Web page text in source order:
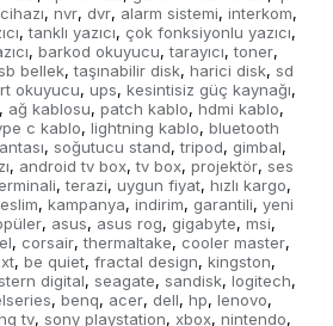
, nvr, dvr, alarm sistemi, interkom,
, tanklı yazıcı, çok fonksiyonlu yazıcı,
, barkod okuyucu, tarayıcı, toner,
bellek, taşınabilir disk, harici disk, sd
okuyucu, ups, kesintisiz güç kaynağı,
, ağ kablosu, patch kablo, hdmi kablo,
c kablo, lightning kablo, bluetooth
, soğutucu stand, tripod, gimbal,
, android tv box, tv box, projektör, ses
, terazi, uygun fiyat, hızlı kargo,
, kampanya, indirim, garantili, yeni
, asus, asus rog, gigabyte, msi,
, corsair, thermaltake, cooler master,
, be quiet, fractal design, kingston,
digital, seagate, sandisk, logitech,
, benq, acer, dell, hp, lenovo,
tv, sony playstation, xbox, nintendo,